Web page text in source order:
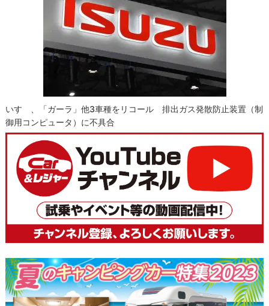
いすゞ、「ガーラ」他3車種をリコール 排出ガス発散防止装置（制
御用コンピュータ）に不具合